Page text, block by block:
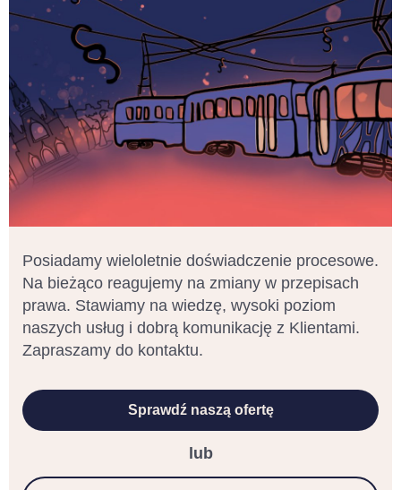
Posiadamy wieloletnie doświadczenie procesowe.
Na bieżąco reagujemy na zmiany w przepisach
prawa. Stawiamy na wiedzę, wysoki poziom
naszych usług i dobrą komunikację z Klientami.
Zapraszamy do kontaktu.
Sprawdź naszą ofertę
lub